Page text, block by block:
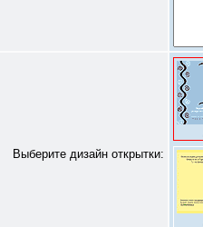
Выберите дизайн открытки: